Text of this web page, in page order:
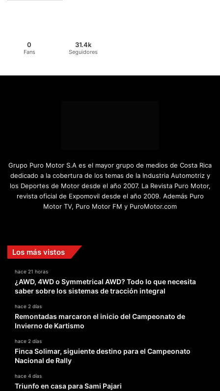
0
Fans
31.4k
Seguidores
Grupo Puro Motor S.A es el mayor grupo de medios de Costa Rica
dedicado a la cobertura de los temas de la Industria Automotriz y
los Deportes de Motor desde el año 2007. La Revista Puro Motor,
revista oficial de Expomovil desde el año 2009. Además Puro
Motor TV, Puro Motor FM y PuroMotor.com
Los más vistos
hace 21 horas
¿AWD, 4WD o Symmetrical AWD? Todo lo que necesita
saber sobre los sistemas de tracción integral
hace 2 días
Remontadas marcaron el inicio del Campeonato de
Invierno de Kartismo
hace 2 días
Finca Solimar, siguiente destino para el Campeonato
Nacional de Rally
hace 4 días
Triunfo en casa para Sami Pajari